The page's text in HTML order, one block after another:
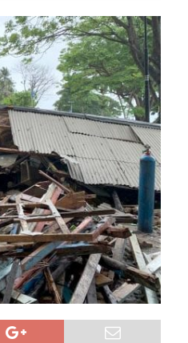
uspjehom u ljubavi u septembru
komandant Majdana pogođen s
Jedinstva OPUŠTENO